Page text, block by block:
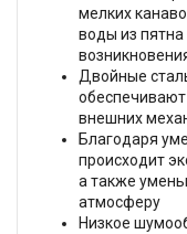
мелких
воды из пятна
Двойные
внешних
Благодаря
происходит
а также
атмосферу
Низкое